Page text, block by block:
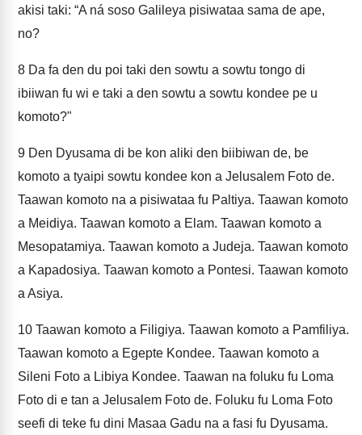
akisi taki: “A ná soso Galileya pisiwataa sama de ape,
no?
8 Da fa den du poi taki den sowtu a sowtu tongo di
ibiiwan fu wi e taki a den sowtu a sowtu kondee pe u
komoto?"
9 Den Dyusama di be kon aliki den biibiwan de, be
komoto a tyaipi sowtu kondee kon a Jelusalem Foto de.
Taawan komoto na a pisiwataa fu Paltiya. Taawan komoto
a Meidiya. Taawan komoto a Elam. Taawan komoto a
Mesopatamiya. Taawan komoto a Judeja. Taawan komoto
a Kapadosiya. Taawan komoto a Pontesi. Taawan komoto
a Asiya.
10 Taawan komoto a Filigiya. Taawan komoto a Pamfiliya.
Taawan komoto a Egepte Kondee. Taawan komoto a
Sileni Foto a Libiya Kondee. Taawan na foluku fu Loma
Foto di e tan a Jelusalem Foto de. Foluku fu Loma Foto
seefi di teke fu dini Masaa Gadu na a fasi fu Dyusama.